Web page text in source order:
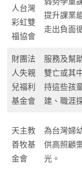
人台灣
彩虹雙
福協會
提升課業
走出負面
財團法
人失親
兒福利
基金會
服務及幫
雙亡或其
持這些孩
建、職涯
天主教
善牧基
金會
為台灣婦
供高照顧
光。